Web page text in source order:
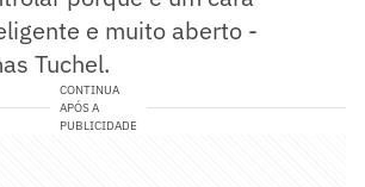
e muito aberto -
Tuchel.
CONTINUA
APÓS A
PUBLICIDADE